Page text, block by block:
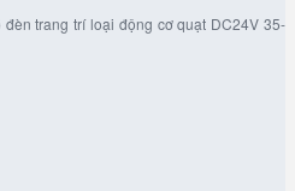
trang trí loại động cơ quạt DC24V 35-